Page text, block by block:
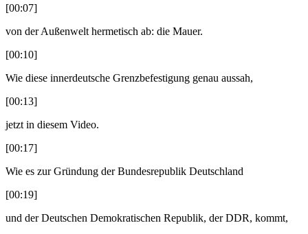
[00:07]
von der Außenwelt hermetisch ab: die Mauer.
[00:10]
Wie diese innerdeutsche Grenzbefestigung genau aussah,
[00:13]
jetzt in diesem Video.
[00:17]
Wie es zur Gründung der Bundesrepublik Deutschland
[00:19]
und der Deutschen Demokratischen Republik, der DDR, kommt,